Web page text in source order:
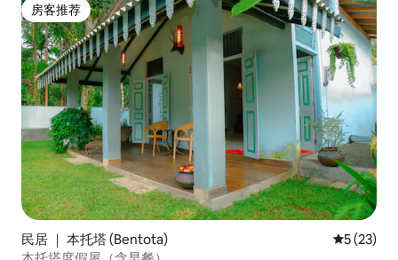
房客推荐
房客推荐
民居 ｜ 本托塔 (Bentota) 平均评分
5 (23)